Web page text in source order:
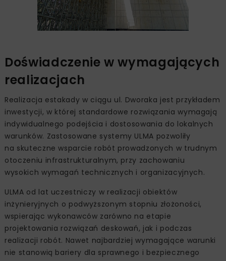
Doświadczenie w wymagających
realizacjach
Realizacja estakady w ciągu ul. Dworaka jest przykładem
inwestycji, w której standardowe rozwiązania wymagają
indywidualnego podejścia i dostosowania do lokalnych
warunków. Zastosowane systemy ULMA pozwoliły
na skuteczne wsparcie robót prowadzonych w trudnym
otoczeniu infrastrukturalnym, przy zachowaniu
wysokich wymagań technicznych i organizacyjnych.
ULMA od lat uczestniczy w realizacji obiektów
inżynieryjnych o podwyższonym stopniu złożoności,
wspierając wykonawców zarówno na etapie
projektowania rozwiązań deskowań, jak i podczas
realizacji robót. Nawet najbardziej wymagające warunki
nie stanowią bariery dla sprawnego i bezpiecznego